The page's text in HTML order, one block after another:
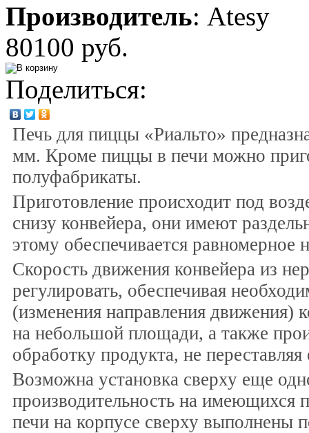
Производитель: Atesy
80100 руб.
Поделиться:
Печь для пиццы «Риальто»
мм. Кроме пиццы в печи можно
полуфабрикаты.
Приготовление происходит под
снизу конвейера, они имеют
этому обеспечивается равномерное
Скорость движения конвейера из
регулировать, обеспечивая
(изменения направления движения)
на небольшой площади, а также
обработку продукта, не
Возможна установка сверху еще
производительность на имеющихся
печи на корпусе сверху выполнены